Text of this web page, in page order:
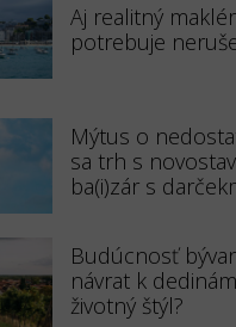
Aj realitný
potrebuje
Mýtus o
sa trh s
ba(i)zár s
Budúcnosť
návrat k
životný štýl?